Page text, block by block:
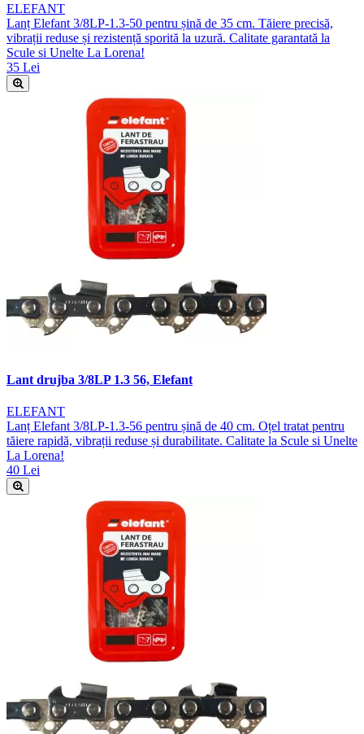
ELEFANT
Lanț Elefant 3/8LP-1.3-50 pentru șină de 35 cm. Tăiere precisă,
vibrații reduse și rezistență sporită la uzură. Calitate garantată la
Scule si Unelte La Lorena!
35 Lei
Lant drujba 3/8LP 1.3 56, Elefant
ELEFANT
Lanț Elefant 3/8LP-1.3-56 pentru șină de 40 cm. Oțel tratat pentru
tăiere rapidă, vibrații reduse și durabilitate. Calitate la Scule si Unelte
La Lorena!
40 Lei